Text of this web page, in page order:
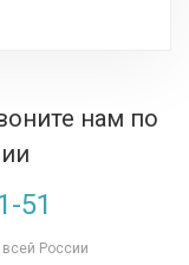
нам по
51
России